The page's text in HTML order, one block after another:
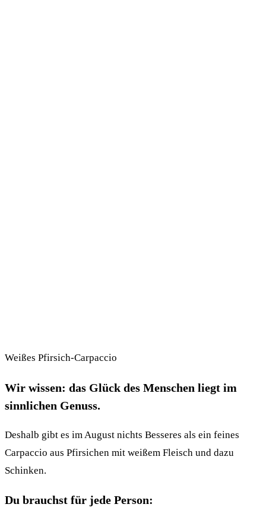
Weißes Pfirsich-Carpaccio
Wir wissen: das Glück des Menschen liegt im
sinnlichen Genuss.
Deshalb gibt es im August nichts Besseres als ein feines
Carpaccio aus Pfirsichen mit weißem Fleisch und dazu
Schinken.
Du brauchst für jede Person: